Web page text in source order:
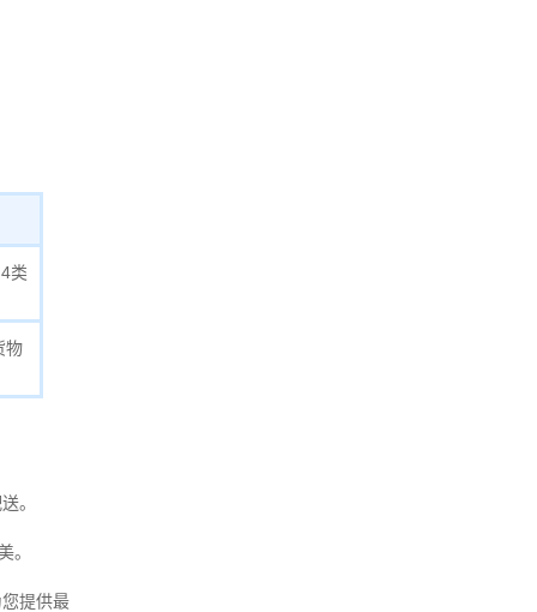
类
物
。
。
提供最